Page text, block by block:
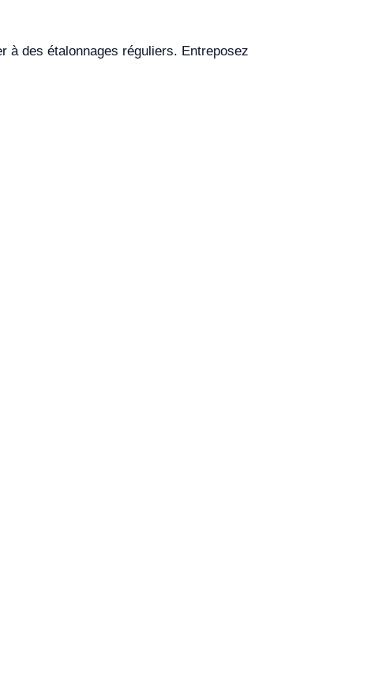
à des étalonnages réguliers. Entreposez